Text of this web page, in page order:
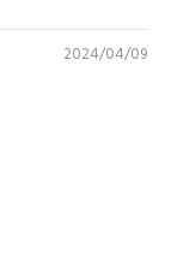
2024/04/09